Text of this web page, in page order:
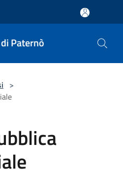
Paternò
>